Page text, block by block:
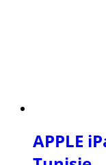
APPLE